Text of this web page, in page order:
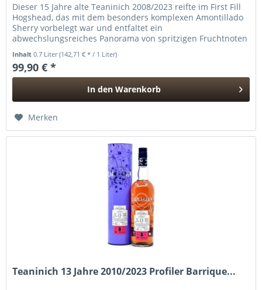
Dieser 15 Jahre alte Teaninich 2008/2023 reifte im First Fill
Hogshead, das mit dem besonders komplexen Amontillado
Sherry vorbelegt war und entfaltet ein
abwechslungsreiches Panorama von spritzigen Fruchtnoten
Inhalt0.7 Liter(142,71 € * / 1 Liter)
99,90 € *
In den Warenkorb
Merken
Teaninich 13 Jahre 2010/2023 Profiler Barrique...